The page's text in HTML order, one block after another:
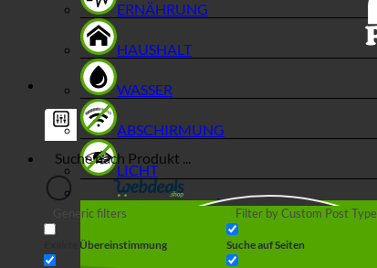
Generic filters
Exakte Übereinstimmung
Filter by Custom Post Type
Suche auf Seiten
ERNÄHRUNG
HAUSHALT
WASSER
ABSCHIRMUNG
LICHT